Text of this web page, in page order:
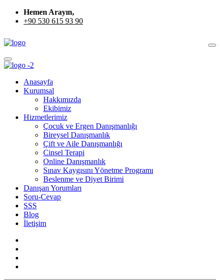
Hemen Arayın,
+90 530 615 93 90
Anasayfa
Kurumsal
Hakkımızda
Ekibimiz
Hizmetlerimiz
Çocuk ve Ergen Danışmanlığı
Bireysel Danışmanlık
Çift ve Aile Danışmanlığı
Cinsel Terapi
Online Danışmanlık
Sınav Kaygısını Yönetme Programı
Beslenme ve Diyet Birimi
Danışan Yorumları
Soru-Cevap
SSS
Blog
İletişim